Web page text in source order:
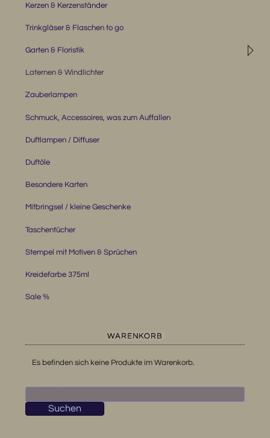
Kerzen & Kerzenständer
Trinkgläser & Flaschen to go
◹
Garten & Floristik
Laternen & Windlichter
Zauberlampen
Schmuck, Accessoires, was zum Auffallen
Duftlampen / Diffuser
Duftöle
Besondere Karten
Mitbringsel / kleine Geschenke
Taschentücher
Stempel mit Motiven & Sprüchen
Kreidefarbe 375ml
Sale %
WARENKORB
Es befinden sich keine Produkte im Warenkorb.
nach:
Suchen